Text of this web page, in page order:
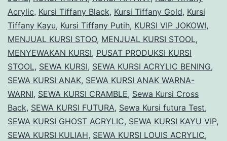
Acrylic, Kursi Tiffany Black, Kursi Tiffany Gold, Kursi
Tiffany Kayu, Kursi Tiffany Putih, KURSI VIP JOKOWI,
MENJUAL KURSI STOO, MENJUAL KURSI STOOL,
MENYEWAKAN KURSI, PUSAT PRODUKSI KURSI
STOOL, SEWA KURSI, SEWA KURSI ACRYLIC BENING,
SEWA KURSI ANAK, SEWA KURSI ANAK WARNA-
WARNI, SEWA KURSI CRAMBLE, Sewa Kursi Cross
Back, SEWA KURSI FUTURA, Sewa Kursi futura Test,
SEWA KURSI GHOST ACRYLIC, SEWA KURSI KAYU VIP,
SEWA KURSI KULIAH, SEWA KURSI LOUIS ACRYLIC,